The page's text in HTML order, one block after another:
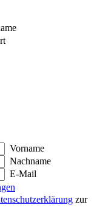
Vorname
Nachname
E-Mail
zur